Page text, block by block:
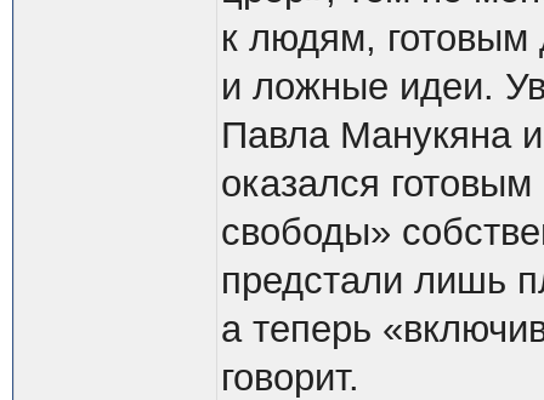
к людям, готовым
и ложные идеи.
Павла Манукяна
оказался
свободы»
предстали лишь
а теперь
говорит.